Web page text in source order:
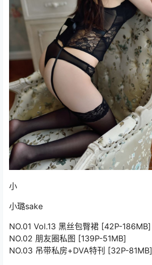
小
小璐sake
NO.01 Vol.13 黑丝包臀裙 [42P-186MB]
NO.02 朋友圈私图 [139P-51MB]
NO.03 吊带私房+DVA特刊 [32P-81MB]